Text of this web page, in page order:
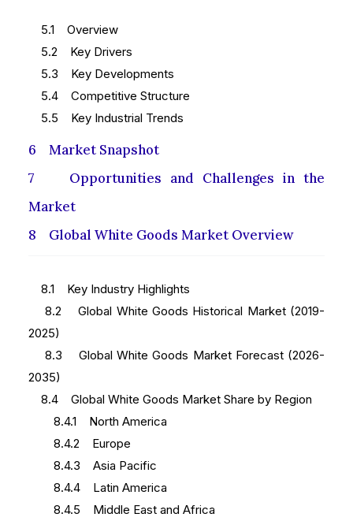
5.1 Overview
5.2 Key Drivers
5.3 Key Developments
5.4 Competitive Structure
5.5 Key Industrial Trends
6 Market Snapshot
7 Opportunities and Challenges in the
Market
8 Global White Goods Market Overview
8.1 Key Industry Highlights
8.2 Global White Goods Historical Market (2019-
2025)
8.3 Global White Goods Market Forecast (2026-
2035)
8.4 Global White Goods Market Share by Region
8.4.1 North America
8.4.2 Europe
8.4.3 Asia Pacific
8.4.4 Latin America
8.4.5 Middle East and Africa